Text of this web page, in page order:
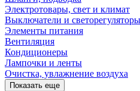
Электротовары, свет и климат
Выключатели и светорегуляторы
Элементы питания
Вентиляция
Кондиционеры
Лампочки и ленты
Очистка, увлажнение воздуха
Показать еще